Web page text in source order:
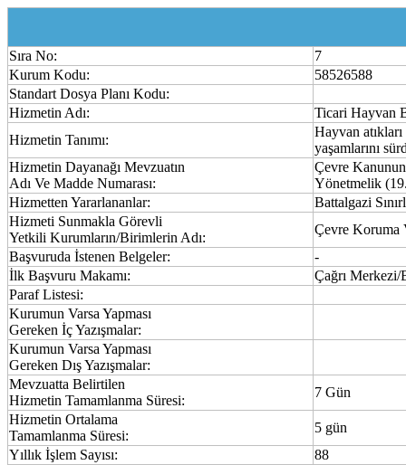
Sıra No:
7
Kurum Kodu:
58526588
Standart Dosya Planı Kodu:
Hizmetin Adı:
Ticari Hayvan
Hizmetin Tanımı:
Hayvan
yaşamlarını
Hizmetin Dayanağı Mevzuatın
Adı Ve Madde Numarası:
Çevre
Yönetmelik
Hizmetten Yararlananlar:
Battalgazi
Hizmeti Sunmakla Görevli
Yetkili Kurumların/Birimlerin Adı:
Çevre Koruma
Başvuruda İstenen Belgeler:
-
İlk Başvuru Makamı:
Çağrı Merkezi/
Paraf Listesi:
Kurumun Varsa Yapması
Gereken İç Yazışmalar:
Kurumun Varsa Yapması
Gereken Dış Yazışmalar:
Mevzuatta Belirtilen
Hizmetin Tamamlanma Süresi:
7 Gün
Hizmetin Ortalama
Tamamlanma Süresi:
5 gün
Yıllık İşlem Sayısı:
88